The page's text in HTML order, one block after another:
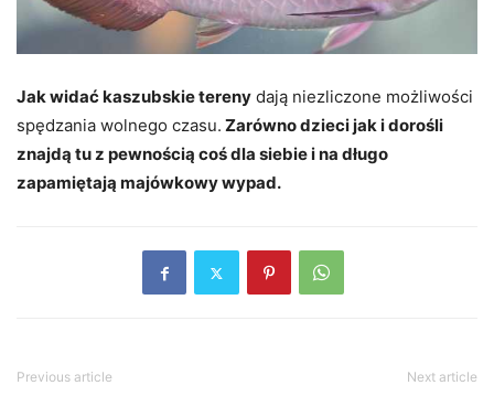
Jak widać kaszubskie tereny dają niezliczone możliwości
spędzania wolnego czasu. Zarówno dzieci jak i dorośli
znajdą tu z pewnością coś dla siebie i na długo
zapamiętają majówkowy wypad.
Previous article Next article